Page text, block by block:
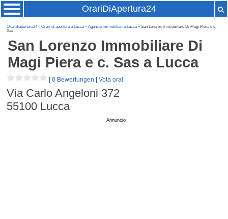
OrariDiApertura24
Oraridiapertura24»Orari di apertura a Lucca»Agenzie immobiliari a Lucca» San Lorenzo Immobiliare Di Magi Piera e c.
Sas
San Lorenzo Immobiliare Di
Magi Piera e c. Sas a Lucca
|0 Bewertungen |Vota ora!
Via Carlo Angeloni 372
55100 Lucca
Annuncio